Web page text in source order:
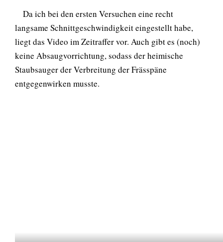
Da ich bei den ersten Versuchen eine recht
langsame Schnittgeschwindigkeit eingestellt habe,
liegt das Video im Zeitraffer vor. Auch gibt es (noch)
keine Absaugvorrichtung, sodass der heimische
Staubsauger der Verbreitung der Frässpäne
entgegenwirken musste.